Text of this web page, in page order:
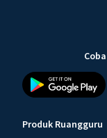
Produk Ruangguru